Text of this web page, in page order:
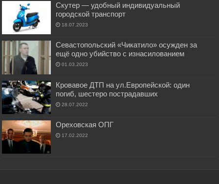
Скутер — удобный индивидуальный
городской транспорт
18.07.2023
Севастопольский «Чикатило» осужден за
ещё одно убийство с изнасилованием
01.03.2023
Кровавое ДТП на ул.Европейской: один
погиб, шестеро пострадавших
28.07.2022
Ореховская ОПГ
17.02.2022